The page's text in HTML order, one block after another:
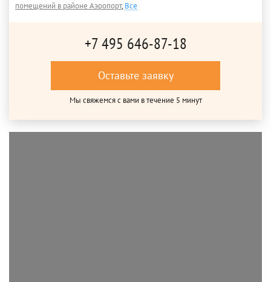
помещений в районе Аэропорт,Все
+7 495 646-87-18
Оставьте заявку
Мы свяжемся с вами в течение 5 минут